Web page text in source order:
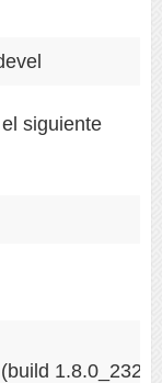
siguiente
1.8.0_232-